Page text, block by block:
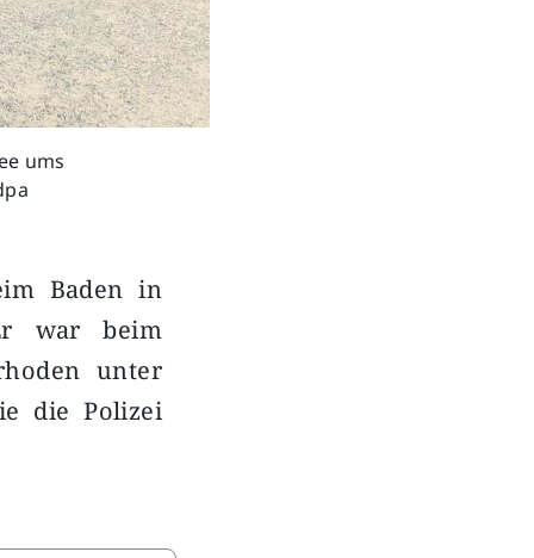
ums
Baden in
war beim
unter
die Polizei